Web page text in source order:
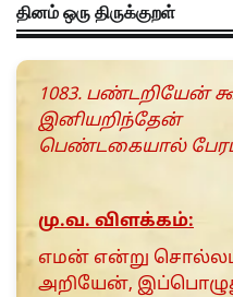
தினம் ஒரு திருக்குறள்
1083. பண்டறியேன்
இனியறிந்தேன்
பெண்டகையால்
மு.வ. விளக்கம்:
எமன் என்று
அறியேன்,